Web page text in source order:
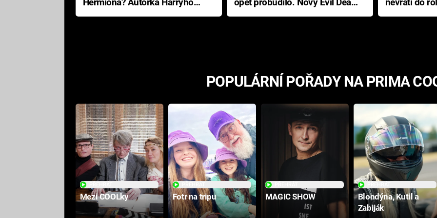
Hermiona? Autorka Harryho
Pottera přišla s ráznou
opět probudilo. Nový Evil Dead
přichází s neodolatelnou
nevrátí do
Ameriky
POPULÁRNÍ POŘADY NA PRIMA
Mezi COOLky Fotr na tripu MAGIC SHOW
Blondýna, Kutil a
Zabiják